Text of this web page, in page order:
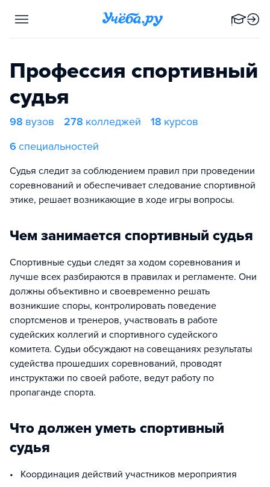
Профессия спортивный
судья
98 вузов 278 колледжей 18 курсов
6 специальностей
Судья следит за соблюдением правил при проведении
соревнований и обеспечивает следование спортивной
этике, решает возникающие в ходе игры вопросы.
Чем занимается спортивный судья
Спортивные судьи следят за ходом соревнования и
лучше всех разбираются в правилах и регламенте. Они
должны объективно и своевременно решать
возникшие споры, контролировать поведение
спортсменов и тренеров, участвовать в работе
судейских коллегий и спортивного судейского
комитета. Судьи обсуждают на совещаниях результаты
судейства прошедших соревнований, проводят
инструктажи по своей работе, ведут работу по
пропаганде спорта.
Что должен уметь спортивный
судья
• Координация действий участников мероприятия